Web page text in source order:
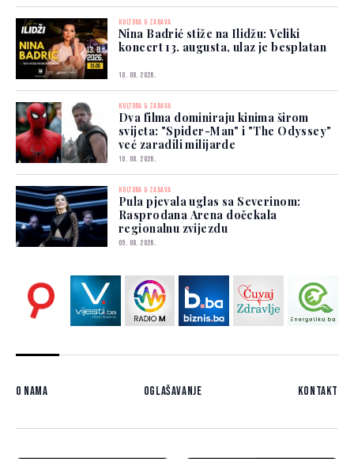
KULTURA & ZABAVA
Nina Badrić stiže na Ilidžu: Veliki
koncert 13. augusta, ulaz je besplatan
10. 08. 2026.
KULTURA & ZABAVA
Dva filma dominiraju kinima širom
svijeta: "Spider-Man" i "The Odyssey"
već zaradili milijarde
10. 08. 2026.
KULTURA & ZABAVA
Pula pjevala uglas sa Severinom:
Rasprodana Arena dočekala
regionalnu zvijezdu
09. 08. 2026.
O nama Oglašavanje Kontakt